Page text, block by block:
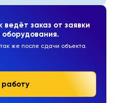
заказ от заявки
же после сдачи объекта.